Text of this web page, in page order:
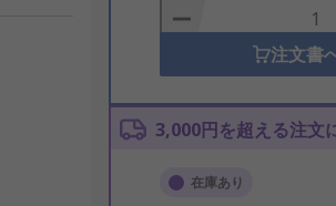
Basket
注文書
3,000円を超える注文
在庫あり